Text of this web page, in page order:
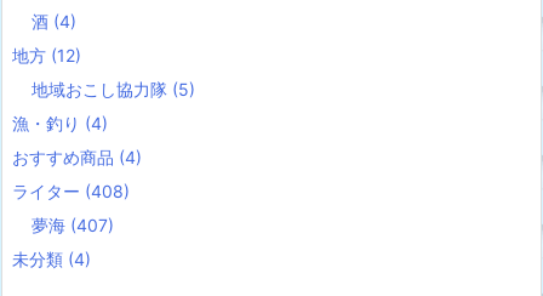
酒 (4)
地方 (12)
地域おこし協力隊 (5)
漁・釣り (4)
おすすめ商品 (4)
ライター (408)
夢海 (407)
未分類 (4)